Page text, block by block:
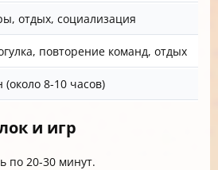
отдых, социализация
повторение команд, отдых
(около 8-10 часов)
и игр
по 20-30 минут.